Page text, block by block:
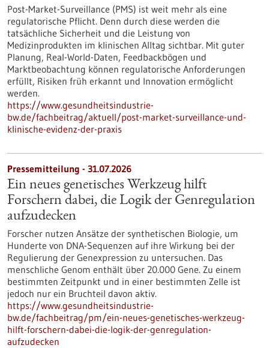
Post-Market-Surveillance (PMS) ist weit mehr als eine
regulatorische Pflicht. Denn durch diese werden die
tatsächliche Sicherheit und die Leistung von
Medizinprodukten im klinischen Alltag sichtbar. Mit guter
Planung, Real-World-Daten, Feedbackbögen und
Marktbeobachtung können regulatorische Anforderungen
erfüllt, Risiken früh erkannt und Innovation ermöglicht
werden.
https://www.gesundheitsindustrie-
bw.de/fachbeitrag/aktuell/post-market-surveillance-und-
klinische-evidenz-der-praxis
Pressemitteilung - 31.07.2026
Ein neues genetisches Werkzeug hilft
Forschern dabei, die Logik der Genregulation
aufzudecken
Forscher nutzen Ansätze der synthetischen Biologie, um
Hunderte von DNA-Sequenzen auf ihre Wirkung bei der
Regulierung der Genexpression zu untersuchen. Das
menschliche Genom enthält über 20.000 Gene. Zu einem
bestimmten Zeitpunkt und in einer bestimmten Zelle ist
jedoch nur ein Bruchteil davon aktiv.
https://www.gesundheitsindustrie-
bw.de/fachbeitrag/pm/ein-neues-genetisches-werkzeug-
hilft-forschern-dabei-die-logik-der-genregulation-
aufzudecken